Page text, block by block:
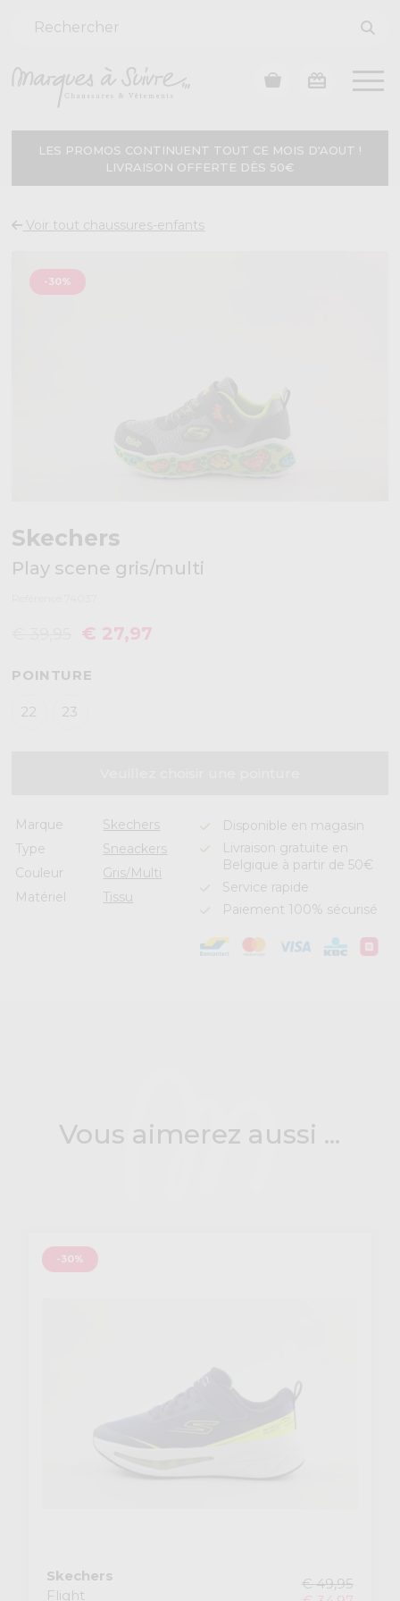
LES PROMOS CONTINUENT TOUT CE MOIS D'AOUT !
LIVRAISON OFFERTE DÈS 50€
Voir tout chaussures-enfants
-30%
Skechers
Play scene gris/multi
€ 27,97
POINTURE
22 23
Marque
Skechers
Type
Sneackers
Couleur
Gris/Multi
Matériel
Tissu
Disponible en magasin
Livraison gratuite en
Belgique à partir de 50€
Service rapide
Paiement 100% sécurisé
Vous aimerez aussi ...
-30%
Skechers
Flight
€ 49,95